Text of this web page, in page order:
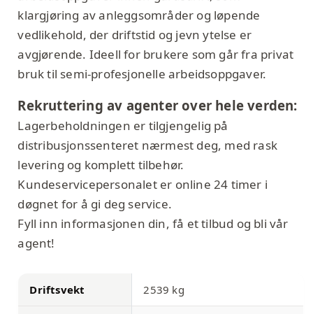
klargjøring av anleggsområder og løpende
vedlikehold, der driftstid og jevn ytelse er
avgjørende. Ideell for brukere som går fra privat
bruk til semi-profesjonelle arbeidsoppgaver.
Rekruttering av agenter over hele verden:
Lagerbeholdningen er tilgjengelig på
distribusjonssenteret nærmest deg, med rask
levering og komplett tilbehør.
Kundeservicepersonalet er online 24 timer i
døgnet for å gi deg service.
Fyll inn informasjonen din, få et tilbud og bli vår
agent!
Driftsvekt 2539 kg